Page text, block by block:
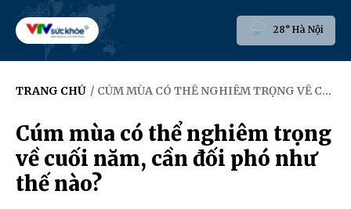
28° Hà Nội
TRANG CHỦ / CÚM MÙA CÓ THỂ NGHIÊM TRỌNG VỀ CUỐI NĂM, CẦN ĐỐI PHÓ NHƯ THẾ NÀO?
Cúm mùa có thể nghiêm trọng
về cuối năm, cần đối phó như
thế nào?